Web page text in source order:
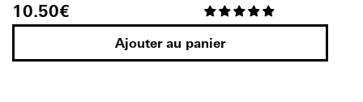
10.50€
Ajouter au panier